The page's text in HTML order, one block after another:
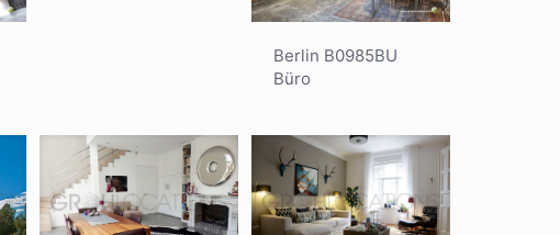
Berlin B0985BU
Büro